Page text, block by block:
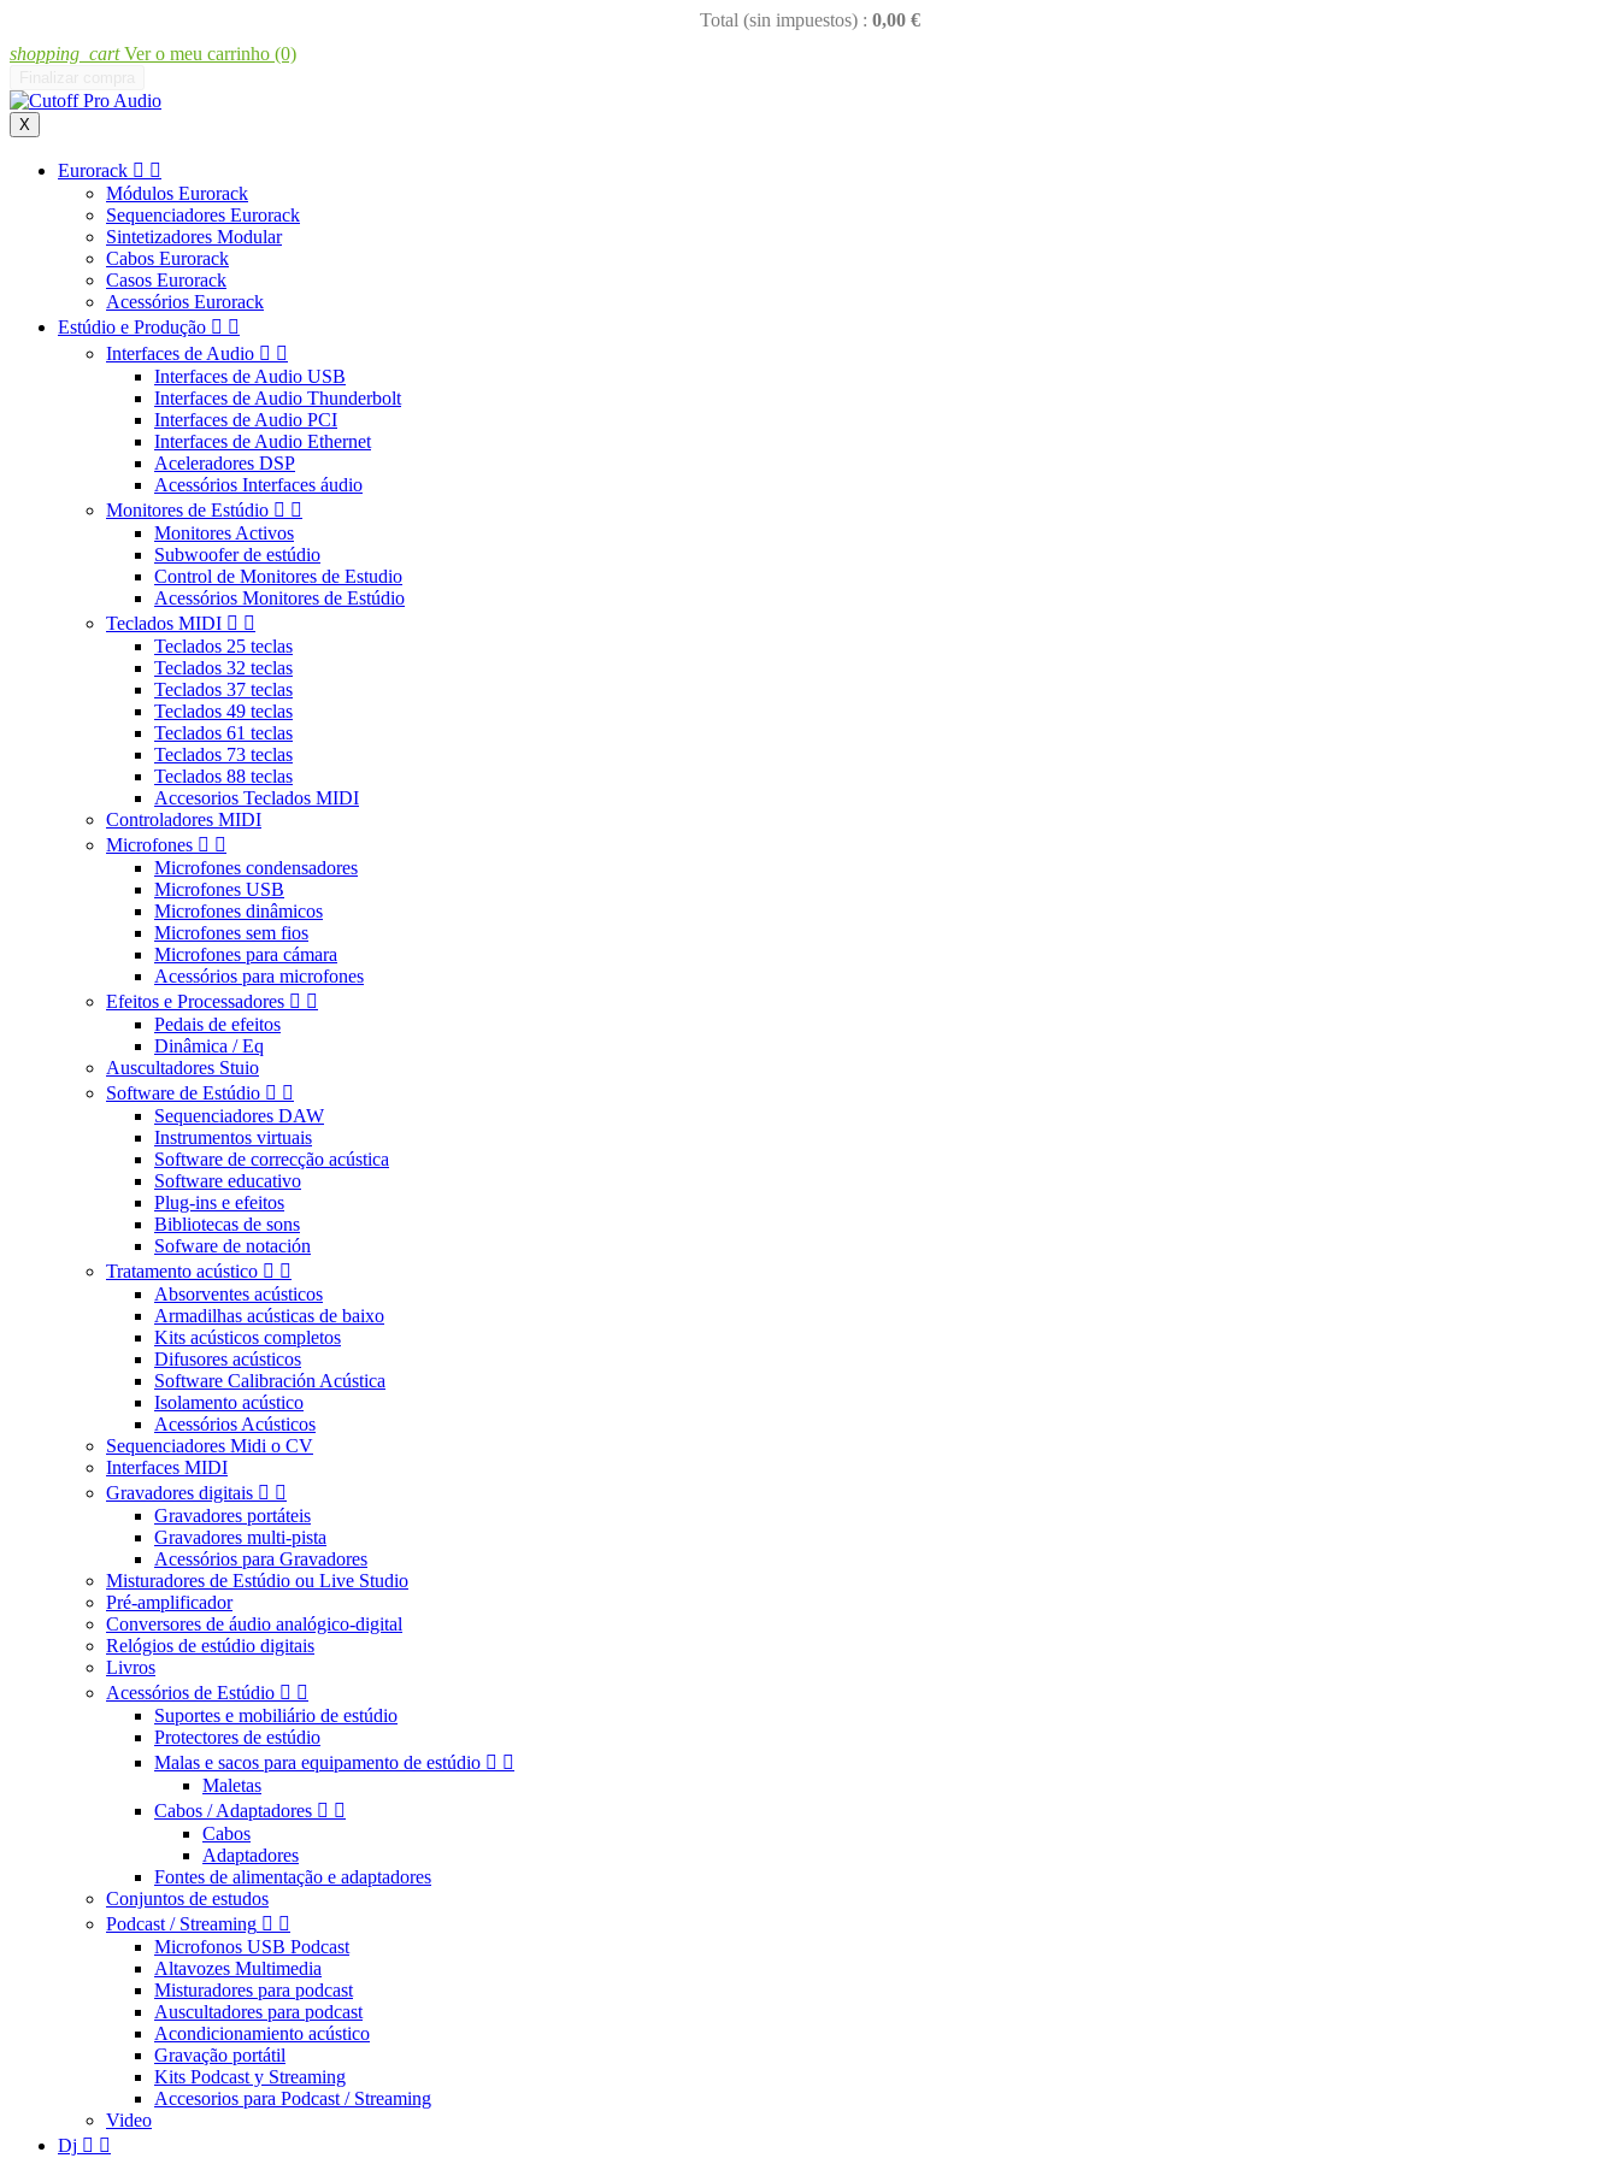
Total (sin impuestos) : 0,00 €
shopping_cart Ver o meu carrinho (0)
X
Eurorack  
Módulos Eurorack
Sequenciadores Eurorack
Sintetizadores Modular
Cabos Eurorack
Casos Eurorack
Acessórios Eurorack
Estúdio e Produção  
Interfaces de Audio  
Interfaces de Audio USB
Interfaces de Audio Thunderbolt
Interfaces de Audio PCI
Interfaces de Audio Ethernet
Aceleradores DSP
Acessórios Interfaces áudio
Monitores de Estúdio  
Monitores Activos
Subwoofer de estúdio
Control de Monitores de Estudio
Acessórios Monitores de Estúdio
Teclados MIDI  
Teclados 25 teclas
Teclados 32 teclas
Teclados 37 teclas
Teclados 49 teclas
Teclados 61 teclas
Teclados 73 teclas
Teclados 88 teclas
Accesorios Teclados MIDI
Controladores MIDI
Microfones  
Microfones condensadores
Microfones USB
Microfones dinâmicos
Microfones sem fios
Microfones para cámara
Acessórios para microfones
Efeitos e Processadores  
Pedais de efeitos
Dinâmica / Eq
Auscultadores Stuio
Software de Estúdio  
Sequenciadores DAW
Instrumentos virtuais
Software de correcção acústica
Software educativo
Plug-ins e efeitos
Bibliotecas de sons
Sofware de notación
Tratamento acústico  
Absorventes acústicos
Armadilhas acústicas de baixo
Kits acústicos completos
Difusores acústicos
Software Calibración Acústica
Isolamento acústico
Acessórios Acústicos
Sequenciadores Midi o CV
Interfaces MIDI
Gravadores digitais  
Gravadores portáteis
Gravadores multi-pista
Acessórios para Gravadores
Misturadores de Estúdio ou Live Studio
Pré-amplificador
Conversores de áudio analógico-digital
Relógios de estúdio digitais
Livros
Acessórios de Estúdio  
Suportes e mobiliário de estúdio
Protectores de estúdio
Malas e sacos para equipamento de estúdio  
Maletas
Cabos / Adaptadores  
Cabos
Adaptadores
Fontes de alimentação e adaptadores
Conjuntos de estudos
Podcast / Streaming  
Microfonos USB Podcast
Altavozes Multimedia
Misturadores para podcast
Auscultadores para podcast
Acondicionamiento acústico
Gravação portátil
Kits Podcast y Streaming
Accesorios para Podcast / Streaming
Video
Dj  